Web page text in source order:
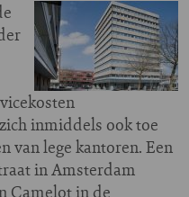
inmiddels ook toe
van lege kantoren. Een
in Amsterdam
Camelot in de